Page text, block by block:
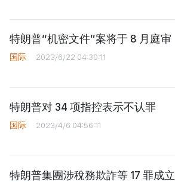
特朗普“机密文件”案将于 8 月庭审
国际 2023/6/22 04:30:11
特朗普对 34 项指控表示不认罪
国际 2023/4/6 04:56:11
特朗普集團涉稅務欺詐等 17 罪成立